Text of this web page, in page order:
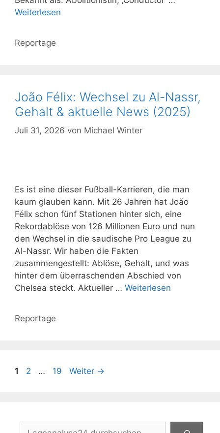
Weiterlesen
Kategorien
Reportage
João Félix: Wechsel zu Al-Nassr,
Gehalt & aktuelle News (2025)
Juli 31, 2026 von Michael Winter
Es ist eine dieser Fußball-Karrieren, die man
kaum glauben kann. Mit 26 Jahren hat João
Félix schon fünf Stationen hinter sich, eine
Rekordablöse von 126 Millionen Euro und nun
den Wechsel in die saudische Pro League zu
Al-Nassr. Wir haben die Fakten
zusammengestellt: Ablöse, Gehalt, und was
hinter dem überraschenden Abschied von
Chelsea steckt. Aktueller … Weiterlesen
Kategorien
Reportage
Seite
1 Seite
2 … Seite
19 Weiter →
Suchen